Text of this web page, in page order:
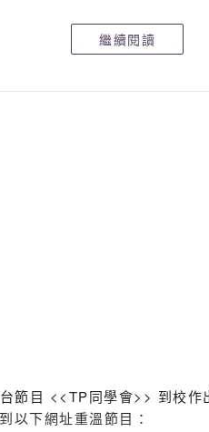
photos/
少年節目，2016年10月2號
繼續閱讀
節目 <<TP同學會>> 到校
以下網址重溫節目：